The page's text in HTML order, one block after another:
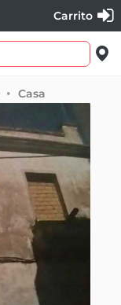
Carrito
Casa